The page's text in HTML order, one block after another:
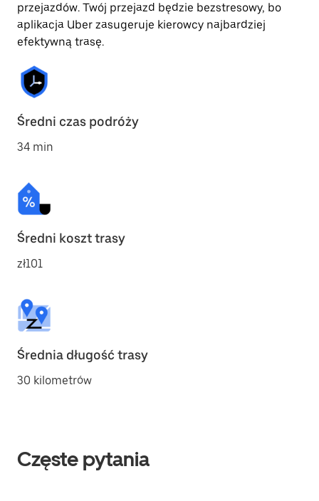
przejazdów. Twój przejazd będzie bezstresowy, bo
aplikacja Uber zasugeruje kierowcy najbardziej
efektywną trasę.
Średni czas podróży
34 min
Średni koszt trasy
zł101
Średnia długość trasy
30 kilometrów
Częste pytania